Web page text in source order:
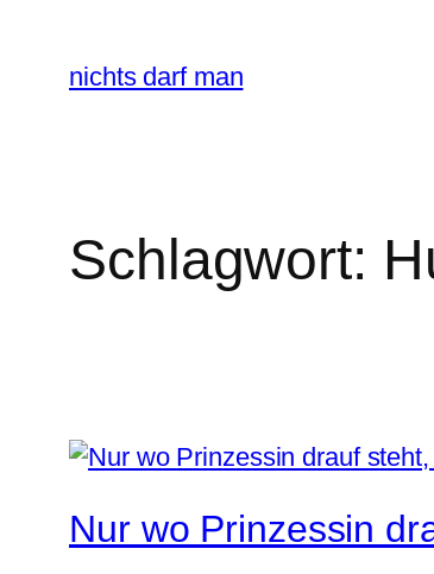
springen
nichts darf man
Schlagwort:
Nur wo Prinzessin